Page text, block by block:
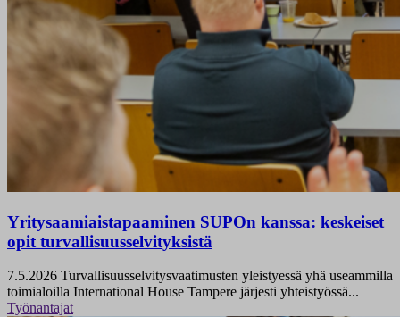
Yritysaamiaistapaaminen SUPOn kanssa: keskeiset
opit turvallisuusselvityksistä
7.5.2026 Turvallisuusselvitysvaatimusten yleistyessä yhä useammilla
toimialoilla International House Tampere järjesti yhteistyössä...
Työnantajat